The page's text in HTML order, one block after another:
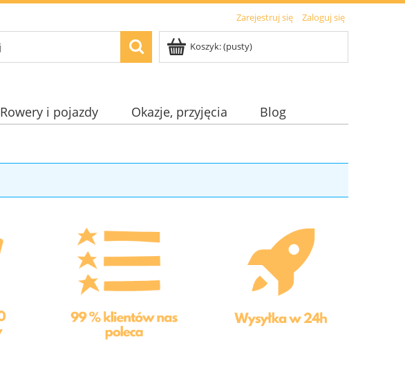
Zarejestruj się Zaloguj się
Koszyk:(pusty)
Rowery i pojazdy Okazje, przyjęcia
Blog